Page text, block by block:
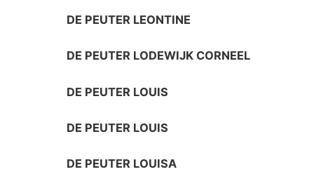
DE PEUTER LEONTINE
DE PEUTER LODEWIJK CORNEEL
DE PEUTER LOUIS
DE PEUTER LOUIS
DE PEUTER LOUISA